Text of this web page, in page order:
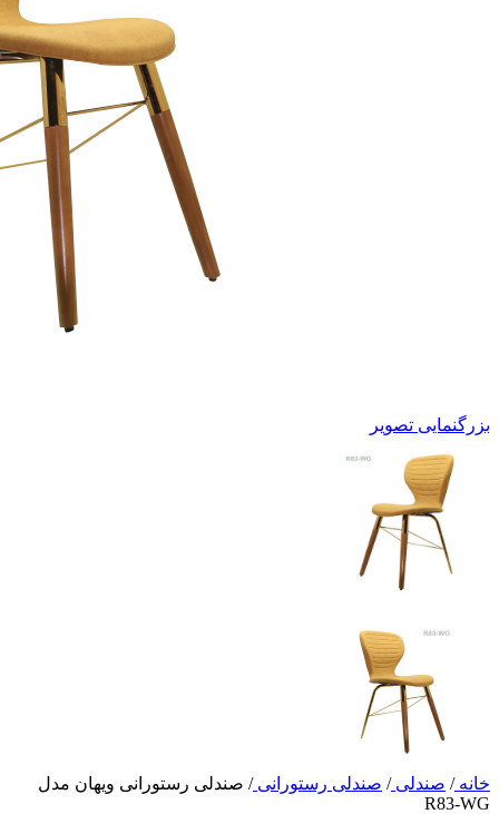
بزرگنمایی تصویر
خانه/ صندلی/ صندلی رستورانی/ صندلی رستورانی ویهان مدل
R83-WG